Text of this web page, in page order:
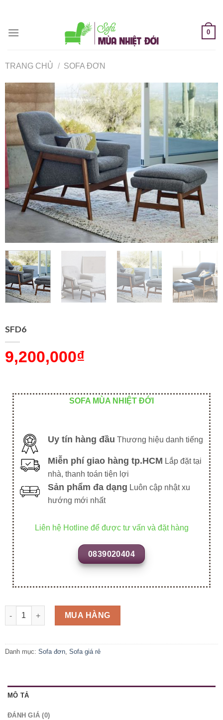
content
0
TRANG CHỦ / SOFA ĐƠN
SFD6
9,200,000₫
SOFA MÙA NHIỆT ĐỚI
Uy tín hàng đầu Thương hiệu danh tiếng
Miễn phí giao hàng tp.HCM Lắp đặt tại
nhà, thanh toán tiện lợi
Sản phẩm đa dạng Luôn cập nhật xu
hướng mới nhất
Liên hệ Hotline để được tư vấn và đặt hàng
0839020404
SFD6 số lượng MUA HÀNG
Danh mục: Sofa đơn, Sofa giá rẻ
MÔ TẢ
ĐÁNH GIÁ (0)